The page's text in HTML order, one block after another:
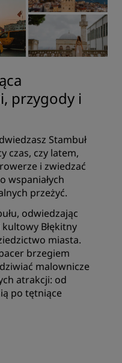
przygody i
Stambuł
czas, czy latem,
i zwiedzać
wspaniałych
przeżyć.
odwiedzając
Błękitny
miasta.
brzegiem
malownicze
atrakcji: od
po tętniące